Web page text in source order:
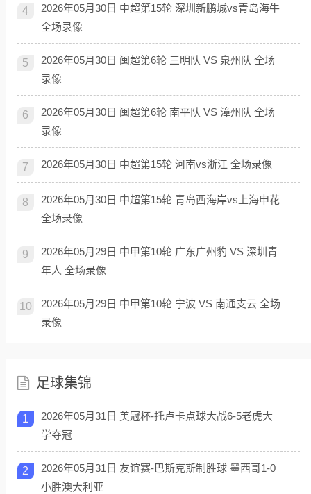
4
2026年05月30日 中超第15轮 深圳新鹏城vs青岛海牛
全场录像
5
2026年05月30日 闽超第6轮 三明队 VS 泉州队 全场
录像
6
2026年05月30日 闽超第6轮 南平队 VS 漳州队 全场
录像
7 2026年05月30日 中超第15轮 河南vs浙江 全场录像
8
2026年05月30日 中超第15轮 青岛西海岸vs上海申花
全场录像
9
2026年05月29日 中甲第10轮 广东广州豹 VS 深圳青
年人 全场录像
10
2026年05月29日 中甲第10轮 宁波 VS 南通支云 全场
录像
足球集锦
1
2026年05月31日 美冠杯-托卢卡点球大战6-5老虎大
学夺冠
2
2026年05月31日 友谊赛-巴斯克斯制胜球 墨西哥1-0
小胜澳大利亚